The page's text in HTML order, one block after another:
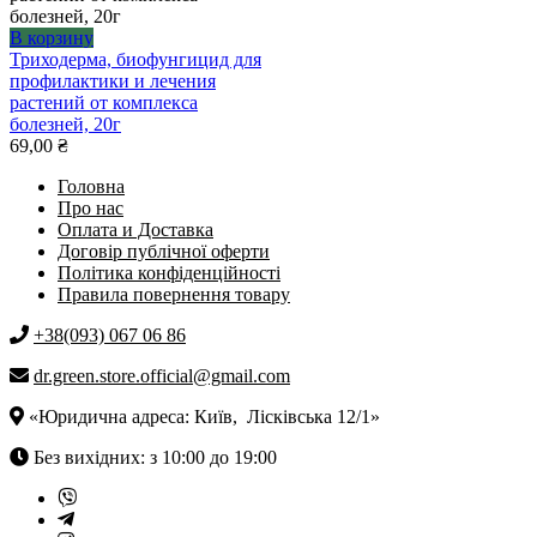
Опции
можно
выбрать
на
странице
товара.
В корзину
Триходерма, биофунгицид для
профилактики и лечения
растений от комплекса
болезней, 20г
69,00 ₴
Головна
Про нас
Оплата и Доставка
Договір публічної оферти
Політика конфіденційності
Правила повернення товару
+38(093) 067 06 86
dr.green.store.official@gmail.com
«Юридична адреса: Київ, Лісківська 12/1»
Без вихідних: з 10:00 до 19:00